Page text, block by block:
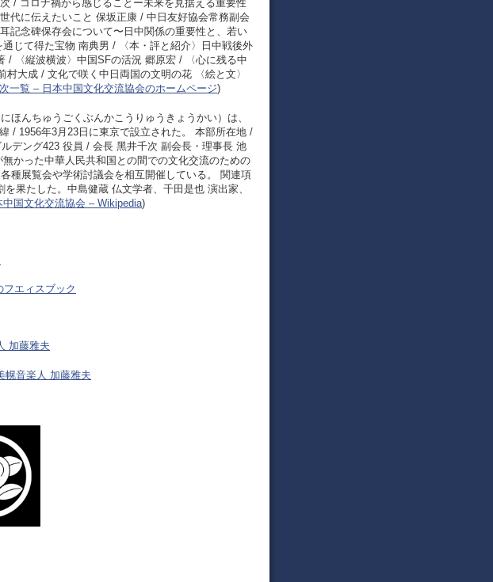
/ コロナ禍から感じることー未来を見据える重要性
代に伝えたいこと 保坂正康 / 中日友好協会常務副会
記念碑保存会について〜日中関係の重要性と、若い
じて得た宝物 南典男 / 〈本・評と紹介〉日中戦後外
/ 〈縦波横波〉中国SFの活況 郷原宏 / 〈心に残る中
大成 / 文化で咲く中日両国の文明の花 〈絵と文〉
一覧 – 日本中国文化交流協会のホームページ)
ほんちゅうごくぶんかこうりゅうきょうかい）は、
/ 1956年3月23日に東京で設立された。 本部所在地 /
デング423 役員 / 会長 黑井千次 副会長・理事長 池
かった中華人民共和国との間での文化交流のための
種展覧会や学術討議会を相互開催している。 関連項
果たした。中島健蔵 仏文学者、千田是也 演出家、
中国文化交流協会 – Wikipedia)
エィスブック
加藤雅夫
幌音楽人 加藤雅夫